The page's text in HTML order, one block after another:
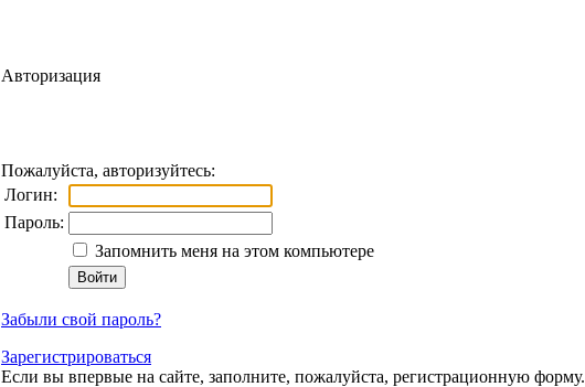
Авторизация
Пожалуйста, авторизуйтесь:
Логин:
Пароль:
Запомнить меня на этом компьютере
Забыли свой пароль?
Зарегистрироваться
Если вы впервые на сайте, заполните, пожалуйста, регистрационную форму.